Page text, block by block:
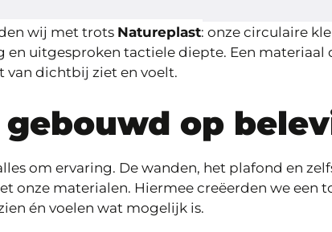
wij met trots Natureplast: onze circulaire
uitgesproken tactiele diepte. Een materiaal
van dichtbij ziet en voelt.
gebouwd op
om ervaring. De wanden, het plafond en
onze materialen. Hiermee creëerden we een
én voelen wat mogelijk is.